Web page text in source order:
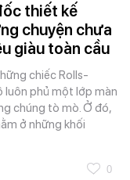
thiết kế
chuyện chưa
giàu toàn cầu
chiếc Rolls-
luôn phủ một lớp màn
chúng tò mò. Ở đó,
ở những khối
0